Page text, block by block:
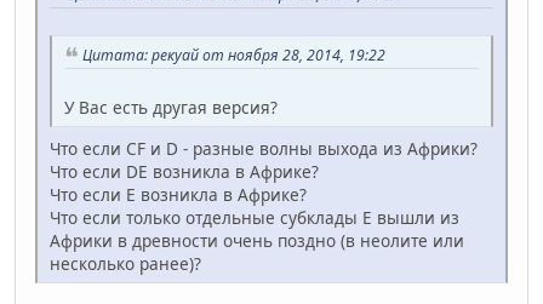
Цитата: рекуай от ноября 28, 2014, 19:22
У Вас есть другая версия?
Что если CF и D - разные волны выхода из Африки?
Что если DE возникла в Африке?
Что если E возникла в Африке?
Что если только отдельные субклады E вышли из
Африки в древности очень поздно (в неолите или
несколько ранее)?